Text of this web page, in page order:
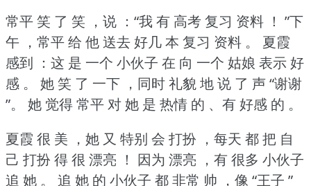
常平 笑 了 笑 ，说 ：“我 有 高考 复习 资料 ！ ”下
午 ，常平 给 他 送去 好几 本 复习 资料 。
夏霞
感到 ：这 是 一个 小伙子 在 向 一个 姑娘 表示 好
感 。
她 笑 了 一下 ，同时 礼貌 地 说 了 声 “谢谢
”。
她 觉得 常平 对 她 是 热情 的 、有 好感 的 。
夏霞 很 美 ，她 又 特别 会 打扮 ，每天 都 把 自
己 打扮 得 很 漂亮 ！ 因为 漂亮 ，有 很多 小伙子
追 她 。
追 她 的 小伙子 都 非常 帅 ，像 “王子 ”